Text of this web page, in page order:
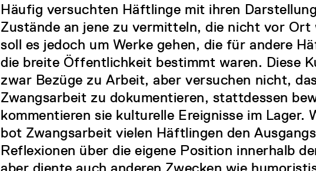
Häufig versuchten Häftlinge mit ihren
Zustände an jene zu vermitteln, die nicht vor Ort
soll es jedoch um Werke gehen, die für andere
die breite Öffentlichkeit bestimmt waren. Diese
zwar Bezüge zu Arbeit, aber versuchen nicht,
Zwangsarbeit zu dokumentieren, stattdessen
kommentieren sie kulturelle Ereignisse im Lager.
bot Zwangsarbeit vielen Häftlingen den
Reflexionen über die eigene Position innerhalb